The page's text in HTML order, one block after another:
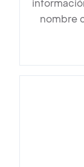
nombre